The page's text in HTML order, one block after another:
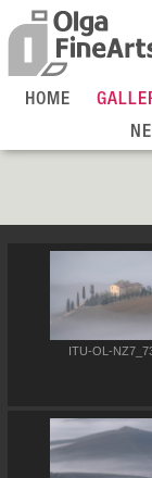
HOME
ITU-OL-